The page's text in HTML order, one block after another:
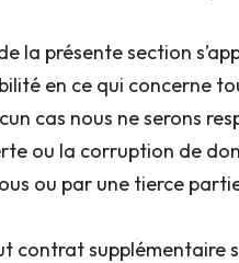
la présente section
en ce qui concerne
cas nous ne serons
ou la corruption de
ou par une tierce
contrat supplémentaire